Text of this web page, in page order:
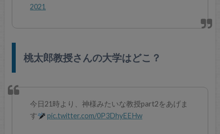
2021
桃太郎教授さんの大学はどこ？
今日21時より、神様みたいな教授part2をあげま
す
pic.twitter.com/0P3DhyEEHw